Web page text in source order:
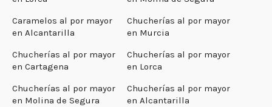
Caramelos al por mayor
en Alcantarilla
Chucherías al por mayor
en Murcia
Chucherías al por mayor
en Cartagena
Chucherías al por mayor
en Lorca
Chucherías al por mayor
en Molina de Segura
Chucherías al por mayor
en Alcantarilla